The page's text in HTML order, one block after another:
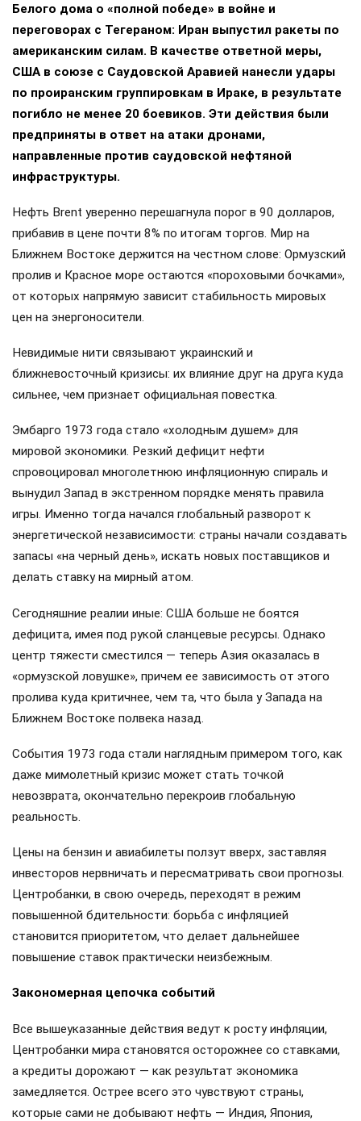
Белого дома о «полной победе» в войне и
переговорах с Тегераном: Иран выпустил ракеты по
американским силам. В качестве ответной меры,
США в союзе с Саудовской Аравией нанесли удары
по проиранским группировкам в Ираке, в результате
погибло не менее 20 боевиков. Эти действия были
предприняты в ответ на атаки дронами,
направленные против саудовской нефтяной
инфраструктуры.
Нефть Brent уверенно перешагнула порог в 90 долларов,
прибавив в цене почти 8% по итогам торгов. Мир на
Ближнем Востоке держится на честном слове: Ормузский
пролив и Красное море остаются «пороховыми бочками»,
от которых напрямую зависит стабильность мировых
цен на энергоносители.
Невидимые нити связывают украинский и
ближневосточный кризисы: их влияние друг на друга куда
сильнее, чем признает официальная повестка.
Эмбарго 1973 года стало «холодным душем» для
мировой экономики. Резкий дефицит нефти
спровоцировал многолетнюю инфляционную спираль и
вынудил Запад в экстренном порядке менять правила
игры. Именно тогда начался глобальный разворот к
энергетической независимости: страны начали создавать
запасы «на черный день», искать новых поставщиков и
делать ставку на мирный атом.
Сегодняшние реалии иные: США больше не боятся
дефицита, имея под рукой сланцевые ресурсы. Однако
центр тяжести сместился — теперь Азия оказалась в
«ормузской ловушке», причем ее зависимость от этого
пролива куда критичнее, чем та, что была у Запада на
Ближнем Востоке полвека назад.
События 1973 года стали наглядным примером того, как
даже мимолетный кризис может стать точкой
невозврата, окончательно перекроив глобальную
реальность.
Цены на бензин и авиабилеты ползут вверх, заставляя
инвесторов нервничать и пересматривать свои прогнозы.
Центробанки, в свою очередь, переходят в режим
повышенной бдительности: борьба с инфляцией
становится приоритетом, что делает дальнейшее
повышение ставок практически неизбежным.
Закономерная цепочка событий
Все вышеуказанные действия ведут к росту инфляции,
Центробанки мира становятся осторожнее со ставками,
а кредиты дорожают — как результат экономика
замедляется. Острее всего это чувствуют страны,
которые сами не добывают нефть — Индия, Япония,